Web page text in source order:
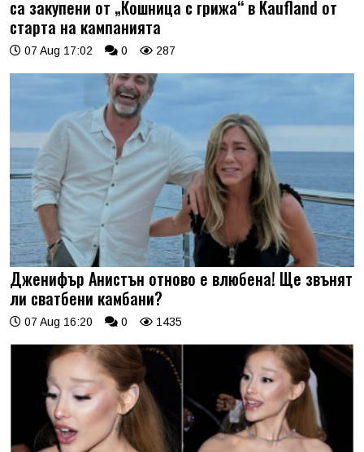
са закупени от „Кошница с грижа“ в Kaufland от
старта на кампанията
07 Aug 17:02 0 287
Дженифър Анистън отново е влюбена! Ще звънят
ли сватбени камбани?
07 Aug 16:20 0 1435